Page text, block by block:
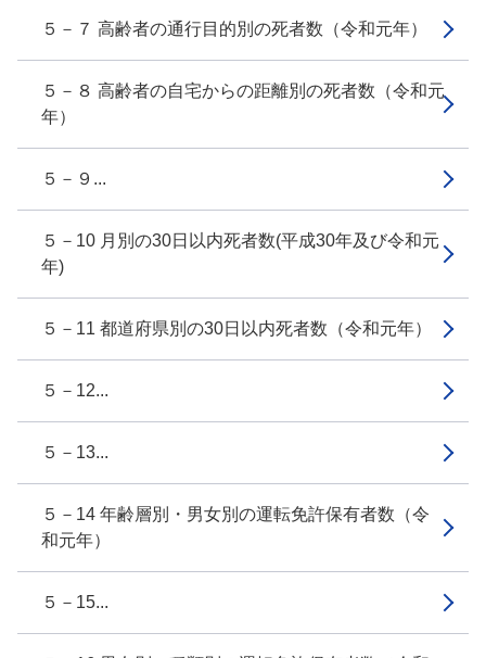
５－７ 高齢者の通行目的別の死者数（令和元年）
５－８ 高齢者の自宅からの距離別の死者数（令和元
年）
５－９...
５－10 月別の30日以内死者数(平成30年及び令和元
年)
５－11 都道府県別の30日以内死者数（令和元年）
５－12...
５－13...
５－14 年齢層別・男女別の運転免許保有者数（令
和元年）
５－15...